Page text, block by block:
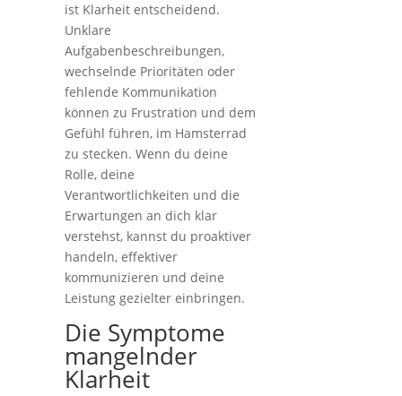
ist Klarheit entscheidend.
Unklare
Aufgabenbeschreibungen,
wechselnde Prioritäten oder
fehlende Kommunikation
können zu Frustration und dem
Gefühl führen, im Hamsterrad
zu stecken. Wenn du deine
Rolle, deine
Verantwortlichkeiten und die
Erwartungen an dich klar
verstehst, kannst du proaktiver
handeln, effektiver
kommunizieren und deine
Leistung gezielter einbringen.
Die Symptome
mangelnder
Klarheit